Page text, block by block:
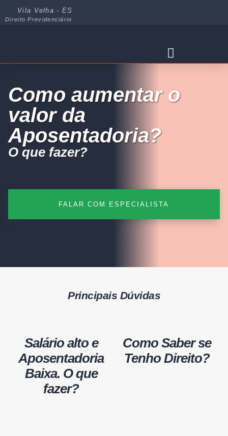
Vila Velha - ES
Direito Previdenciário
Como aumentar o
valor da
Aposentadoria?
O que fazer?
FALAR COM ESPECIALISTA
Principais Dúvidas
Salário alto e
Aposentadoria
Baixa. O que
fazer?
Como Saber se
Tenho Direito?